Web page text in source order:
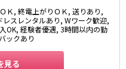
Ｋ, 終電上がりＯＫ, 送りあり,
スレンタルあり, Wワーク歓迎,
OK, 経験者優遇, 3時間以内の勤
ックあり
見る
駅
駅
駅